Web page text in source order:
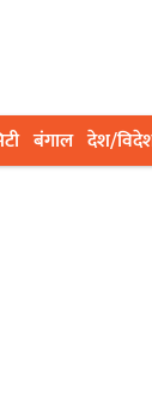
बंगाल देश/